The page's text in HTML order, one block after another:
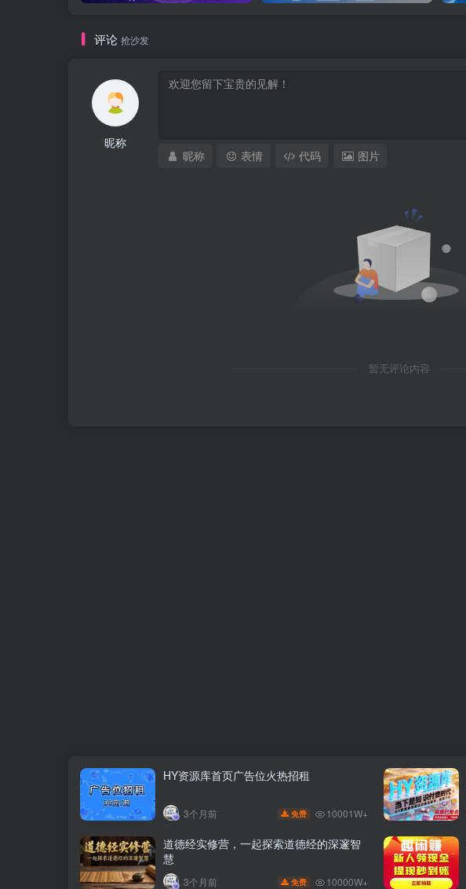
评论 抢沙发
昵称
昵称 表情 代码 图片
暂无评论内容
HY资源库首页广告位火热招租
3个月前 免费 10001W+
道德经实修营，一起探索道德经的深邃智
慧
3个月前 免费 10000W+